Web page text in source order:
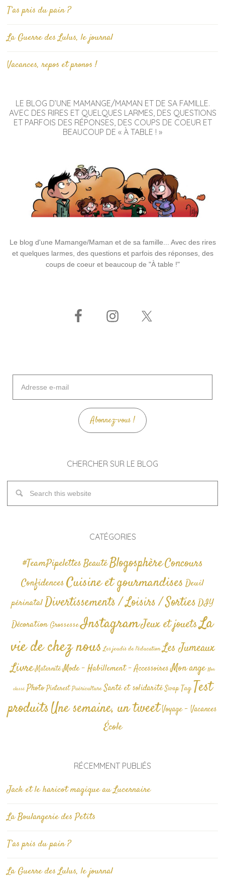
T’as pris du pain ?
La Guerre des Lulus, le journal
Vacances, repos et pronos !
LE BLOG D’UNE MAMANGE/MAMAN ET DE SA FAMILLE.
AVEC DES RIRES ET QUELQUES LARMES, DES QUESTIONS
ET PARFOIS DES RÉPONSES, DES COUPS DE COEUR ET
BEAUCOUP DE « À TABLE ! »
Le blog d'une Mamange/Maman et de sa famille... Avec des rires
et quelques larmes, des questions et parfois des réponses, des
coups de coeur et beaucoup de "À table !"
mail
Abonnez-vous !
CHERCHER SUR LE BLOG
CATÉGORIES
#TeamPipelettesBeautéBlogosphèreConcours
Confidences Cuisine et gourmandises Deuil
périnatalDivertissements / Loisirs / SortiesDIY
Décoration GrossesseInstagramJeux et jouetsLa
vie de chez nous Les jeudis de l'éducation Les Jumeaux
Livre Maternité Mode - Habillement - AccessoiresMon ange Non
classé Photo Pinterest Puériculture Santé et solidarité Swap TagTest
produitsUne semaine, un tweetVoyage - Vacances
École
RÉCEMMENT PUBLIÉS
Jack et le haricot magique au Lucernaire
La Boulangerie des Petits
T’as pris du pain ?
La Guerre des Lulus, le journal